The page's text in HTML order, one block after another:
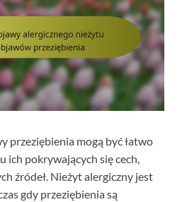
przeziębienia mogą być łatwo
ich pokrywających się cech,
źródeł. Nieżyt alergiczny jest
gdy przeziębienia są